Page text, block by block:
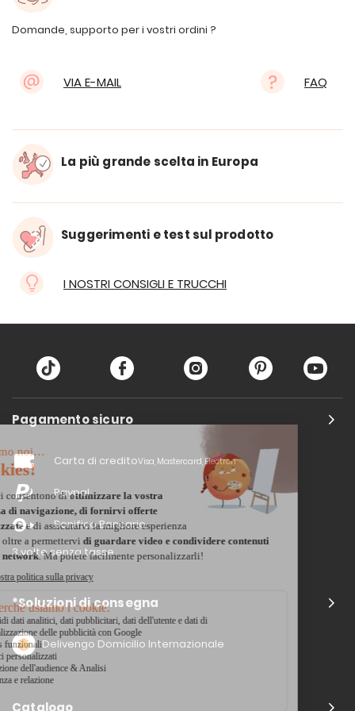
Domande, supporto per i vostri ordini ?
VIA E-MAIL FAQ
La più grande scelta in Europa
Suggerimenti e test sul prodotto
I NOSTRI CONSIGLI E TRUCCHI
Pagamento sicuro
Carta di creditoVisa, Mastercard, Electron
Paypal
Bonifico Bancario
3 volte senza tasse
*Soluzioni di consegna
Delivengo Domicilio Internazionale
Catalogo